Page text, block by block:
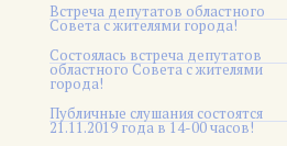
Встреча депутатов областного
Совета с жителями города!
Состоялась встреча депутатов
областного Совета с жителями
города!
Публичные слушания состоятся
21.11.2019 года в 14-00 часов!